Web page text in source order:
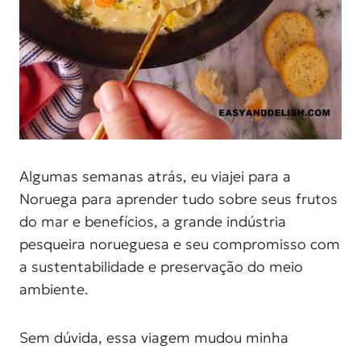
Algumas semanas atrás, eu viajei para a
Noruega para aprender tudo sobre seus frutos
do mar e benefícios, a grande indústria
pesqueira norueguesa e seu compromisso com
a sustentabilidade e preservação do meio
ambiente.
Sem dúvida, essa viagem mudou minha